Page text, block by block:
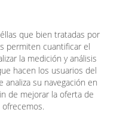
que bien tratadas por
permiten cuantificar el
la medición y análisis
hacen los usuarios del
analiza su navegación en
de mejorar la oferta de